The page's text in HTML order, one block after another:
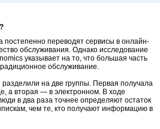
переводят сервисы в онлайн-
обслуживания. Однако исследование
указывает на то, что большая часть
обслуживание.
разделили на две группы. Первая получала
а вторая — в электронном. В ходе
в два раза точнее определяют остаток
чем те, кто получают информацию в